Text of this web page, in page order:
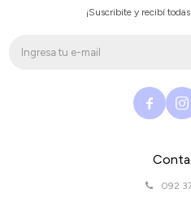
092
¡Suscribite y recibí
 